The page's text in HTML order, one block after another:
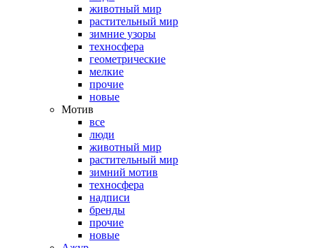
животный мир
растительный мир
зимние узоры
техносфера
геометрические
мелкие
прочие
новые
Мотив
все
люди
животный мир
растительный мир
зимний мотив
техносфера
надписи
бренды
прочие
новые